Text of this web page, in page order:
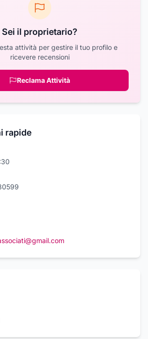
Sei il proprietario?
attività per gestire il tuo profilo e
ricevere recensioni
Reclama Attività
rapide